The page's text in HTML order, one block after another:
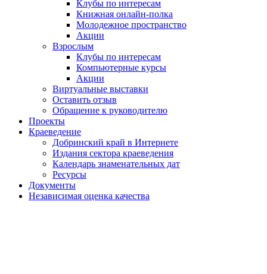
Клубы по интересам
Книжная онлайн-полка
Молодежное пространство
Акции
Взрослым
Клубы по интересам
Компьютерные курсы
Акции
Виртуальные выставки
Оставить отзыв
Обращение к руководителю
Проекты
Краеведение
Добринский край в Интернете
Издания сектора краеведения
Календарь знаменательных дат
Ресурсы
Документы
Независимая оценка качества